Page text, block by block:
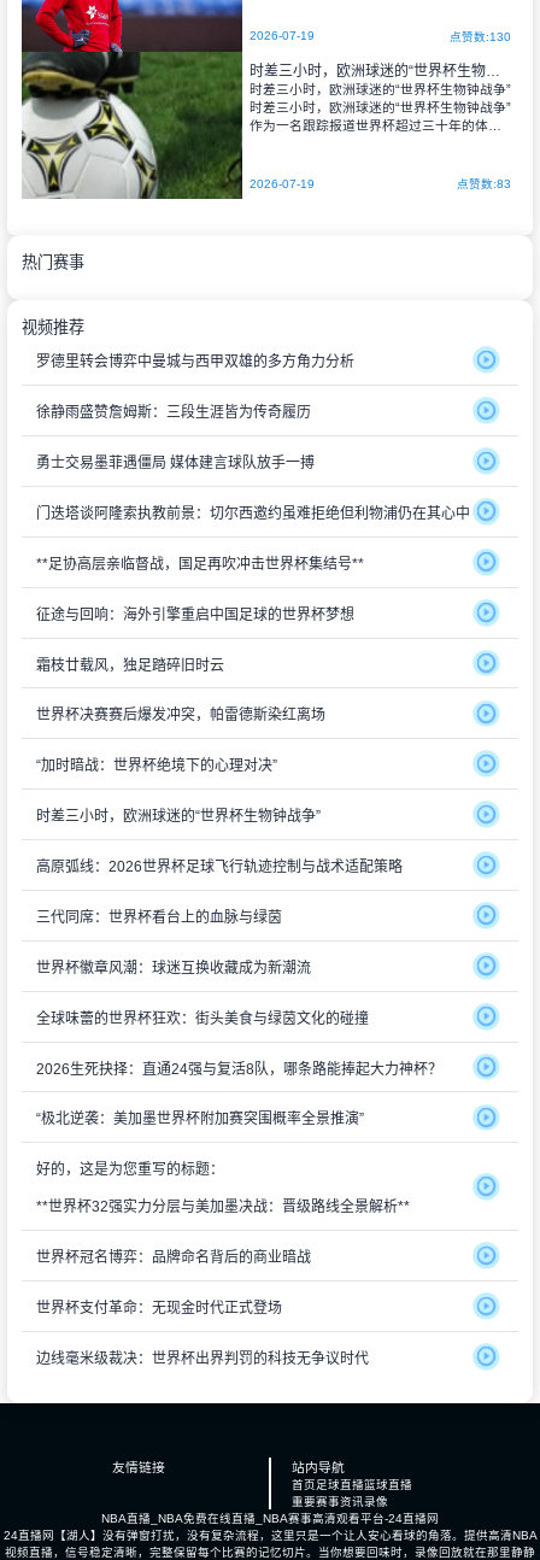
热。我看着球员们走向场边，有人低头大口
2026-07-19 点赞数:130
时差三小时，欧洲球迷的“世界杯生物钟战争”
时差三小时，欧洲球迷的“世界杯生物钟战争”
时差三小时，欧洲球迷的“世界杯生物钟战争”
作为一名跟踪报道世界杯超过三十年的体育
告，却贯穿每一届世界杯——那就是欧洲球
2026-07-19 点赞数:83
热门赛事
视频推荐
罗德里转会博弈中曼城与西甲双雄的多方角力分析
徐静雨盛赞詹姆斯：三段生涯皆为传奇履历
勇士交易墨菲遇僵局 媒体建言球队放手一搏
门迭塔谈阿隆索执教前景：切尔西邀约虽难拒绝但利物浦仍在其心中
**足协高层亲临督战，国足再吹冲击世界杯集结号**
征途与回响：海外引擎重启中国足球的世界杯梦想
霜枝廿载风，独足踏碎旧时云
世界杯决赛赛后爆发冲突，帕雷德斯染红离场
“加时暗战：世界杯绝境下的心理对决”
时差三小时，欧洲球迷的“世界杯生物钟战争”
高原弧线：2026世界杯足球飞行轨迹控制与战术适配策略
三代同席：世界杯看台上的血脉与绿茵
世界杯徽章风潮：球迷互换收藏成为新潮流
全球味蕾的世界杯狂欢：街头美食与绿茵文化的碰撞
2026生死抉择：直通24强与复活8队，哪条路能捧起大力神杯？
“极北逆袭：美加墨世界杯附加赛突围概率全景推演”
好的，这是为您重写的标题：
**世界杯32强实力分层与美加墨决战：晋级路线全景解析**
世界杯冠名博弈：品牌命名背后的商业暗战
世界杯支付革命：无现金时代正式登场
边线毫米级裁决：世界杯出界判罚的科技无争议时代
友情链接 站内导航
首页足球直播篮球直播
重要赛事资讯录像
NBA直播_NBA免费在线直播_NBA赛事高清观看平台-24直播网
24直播网【湖人】没有弹窗打扰，没有复杂流程，这里只是一个让人安心看球的角落。提供高清NBA
视频直播，信号稳定清晰，完整保留每个比赛的记忆切片。当你想要回味时，录像回放就在那里静静